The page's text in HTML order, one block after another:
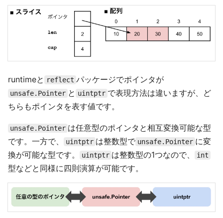
runtimeと reflect パッケージでポインタが
unsafe.Pointer と uintptr で表現方法は違いますが、ど
ちらもポインタを表す値です。
unsafe.Pointer は任意型のポインタと相互変換可能な型
です。一方で、
uintptr は整数型で unsafe.Pointer に変
換が可能な型です。
uintptr は整数型の1つなので、 int
型などと同様に四則演算が可能です。